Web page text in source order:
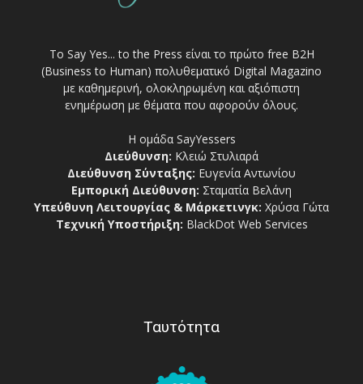
Το Say Yes... to the Press είναι το πρώτο free Β2Η
(Business to Human) πολυθεματικό Digital Magazino
με καθημερινή, ολοκληρωμένη και αξιόπιστη
ενημέρωση με θέματα που αφορούν όλους.
Η ομάδα SayYessers
Διεύθυνση: Κλειώ Στυλιαρά
Διεύθυνση Σύνταξης: Ευγενία Αντωνίου
Εμπορική Διεύθυνση: Σταματία Βελάνη
Υπεύθυνη Λειτουργίας & Μάρκετινγκ: Χρύσα Γώτα
Τεχνική Υποστήριξη: BlackDot Web Services
Ταυτότητα